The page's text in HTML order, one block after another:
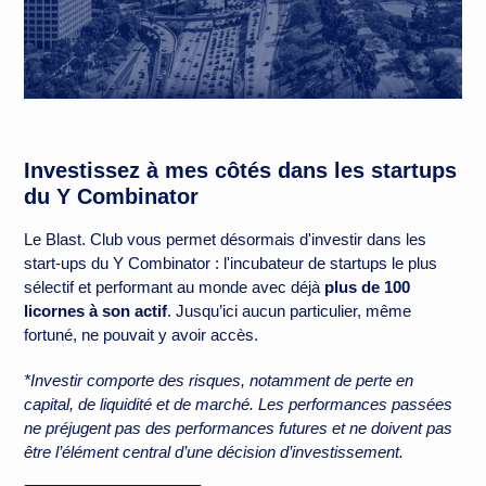
Investissez à mes côtés dans les startups
du Y Combinator
Le Blast. Club vous permet désormais d'investir dans les
start-ups du Y Combinator : l'incubateur de startups le plus
sélectif et performant au monde avec déjà plus de 100
licornes à son actif. Jusqu’ici aucun particulier, même
fortuné, ne pouvait y avoir accès.
*Investir comporte des risques, notamment de perte en
capital, de liquidité et de marché. Les performances passées
ne préjugent pas des performances futures et ne doivent pas
être l’élément central d’une décision d’investissement.